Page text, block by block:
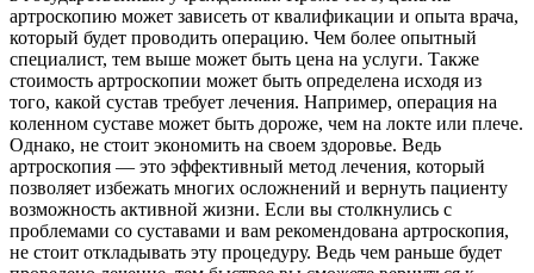
артроскопию может зависеть от квалификации и опыта врача,
который будет проводить операцию. Чем более опытный
специалист, тем выше может быть цена на услуги. Также
стоимость артроскопии может быть определена исходя из
того, какой сустав требует лечения. Например, операция на
коленном суставе может быть дороже, чем на локте или плече.
Однако, не стоит экономить на своем здоровье. Ведь
артроскопия — это эффективный метод лечения, который
позволяет избежать многих осложнений и вернуть пациенту
возможность активной жизни. Если вы столкнулись с
проблемами со суставами и вам рекомендована артроскопия,
не стоит откладывать эту процедуру. Ведь чем раньше будет